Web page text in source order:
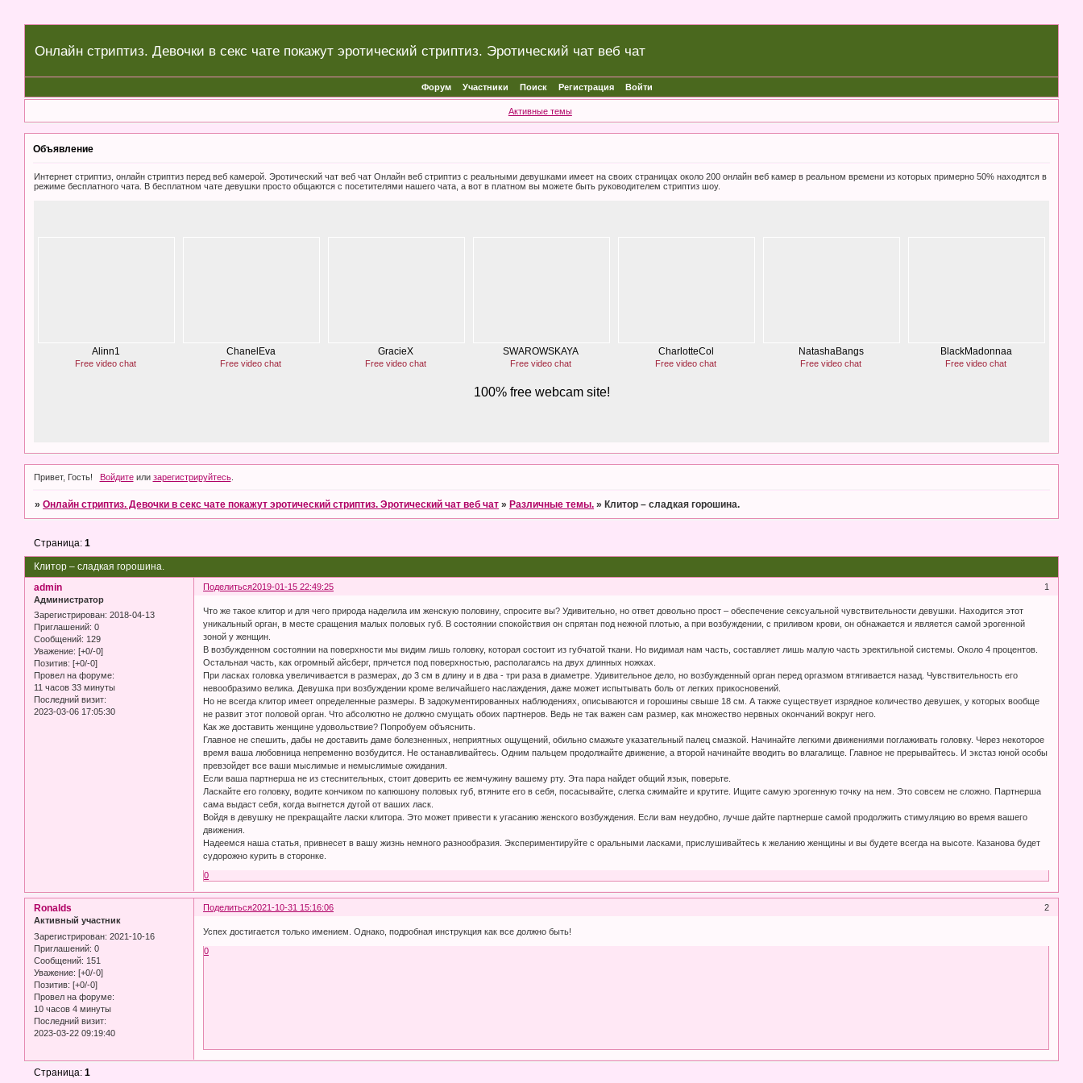
Онлайн стриптиз. Девочки в секс чате покажут эротический стриптиз. Эротический чат веб чат
Форум Участники Поиск Регистрация Войти
Активные темы
Объявление
Интернет стриптиз, онлайн стриптиз перед веб камерой. Эротический чат веб чат Онлайн веб стриптиз с реальными девушками имеет на своих страницах около 200 онлайн веб камер в реальном времени из которых примерно 50% находятся в
режиме бесплатного чата. В бесплатном чате девушки просто общаются с посетителями нашего чата, а вот в платном вы можете быть руководителем стриптиз шоу.
Привет, Гость! Войдитеили зарегистрируйтесь.
»Онлайн стриптиз. Девочки в секс чате покажут эротический стриптиз. Эротический чат веб чат » Различные темы. » Клитор – сладкая горошина.
Клитор – сладкая горошина.
Страница:1
Поделиться 1
2019-01-15 22:49:25
admin
Администратор
Зарегистрирован: 2018-04-13
Приглашений: 0
Сообщений: 129
Уважение: [+0/-0]
Позитив: [+0/-0]
Провел на форуме:
11 часов 33 минуты
Последний визит:
2023-03-06 17:05:30
Что же такое клитор и для чего природа наделила им женскую половину, спросите вы? Удивительно, но ответ довольно прост – обеспечение сексуальной чувствительности девушки. Находится этот
уникальный орган, в месте сращения малых половых губ. В состоянии спокойствия он спрятан под нежной плотью, а при возбуждении, с приливом крови, он обнажается и является самой эрогенной
зоной у женщин.
В возбужденном состоянии на поверхности мы видим лишь головку, которая состоит из губчатой ткани. Но видимая нам часть, составляет лишь малую часть эректильной системы. Около 4 процентов.
Остальная часть, как огромный айсберг, прячется под поверхностью, располагаясь на двух длинных ножках.
При ласках головка увеличивается в размерах, до 3 см в длину и в два - три раза в диаметре. Удивительное дело, но возбужденный орган перед оргазмом втягивается назад. Чувствительность его
невообразимо велика. Девушка при возбуждении кроме величайшего наслаждения, даже может испытывать боль от легких прикосновений.
Но не всегда клитор имеет определенные размеры. В задокументированных наблюдениях, описываются и горошины свыше 18 см. А также существует изрядное количество девушек, у которых вообще
не развит этот половой орган. Что абсолютно не должно смущать обоих партнеров. Ведь не так важен сам размер, как множество нервных окончаний вокруг него.
Как же доставить женщине удовольствие? Попробуем объяснить.
Главное не спешить, дабы не доставить даме болезненных, неприятных ощущений, обильно смажьте указательный палец смазкой. Начинайте легкими движениями поглаживать головку. Через некоторое
время ваша любовница непременно возбудится. Не останавливайтесь. Одним пальцем продолжайте движение, а второй начинайте вводить во влагалище. Главное не прерывайтесь. И экстаз юной особы
превзойдет все ваши мыслимые и немыслимые ожидания.
Если ваша партнерша не из стеснительных, стоит доверить ее жемчужину вашему рту. Эта пара найдет общий язык, поверьте.
Ласкайте его головку, водите кончиком по капюшону половых губ, втяните его в себя, посасывайте, слегка сжимайте и крутите. Ищите самую эрогенную точку на нем. Это совсем не сложно. Партнерша
сама выдаст себя, когда выгнется дугой от ваших ласк.
Войдя в девушку не прекращайте ласки клитора. Это может привести к угасанию женского возбуждения. Если вам неудобно, лучше дайте партнерше самой продолжить стимуляцию во время вашего
движения.
Надеемся наша статья, привнесет в вашу жизнь немного разнообразия. Экспериментируйте с оральными ласками, прислушивайтесь к желанию женщины и вы будете всегда на высоте. Казанова будет
судорожно курить в сторонке.
0
Поделиться 2
2021-10-31 15:16:06
Ronalds
Активный участник
Зарегистрирован: 2021-10-16
Приглашений: 0
Сообщений: 151
Уважение: [+0/-0]
Позитив: [+0/-0]
Провел на форуме:
10 часов 4 минуты
Последний визит:
2023-03-22 09:19:40
Успех достигается только имением. Однако, подробная инструкция как все должно быть!
0
Страница:1